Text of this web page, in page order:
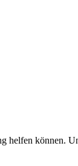
helfen können.